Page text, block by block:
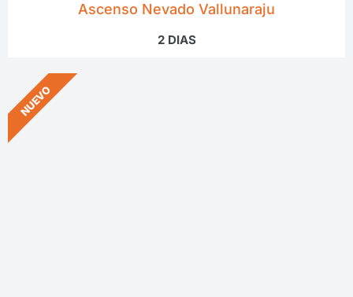
Ascenso Nevado Vallunaraju
2 DIAS
NUEVO